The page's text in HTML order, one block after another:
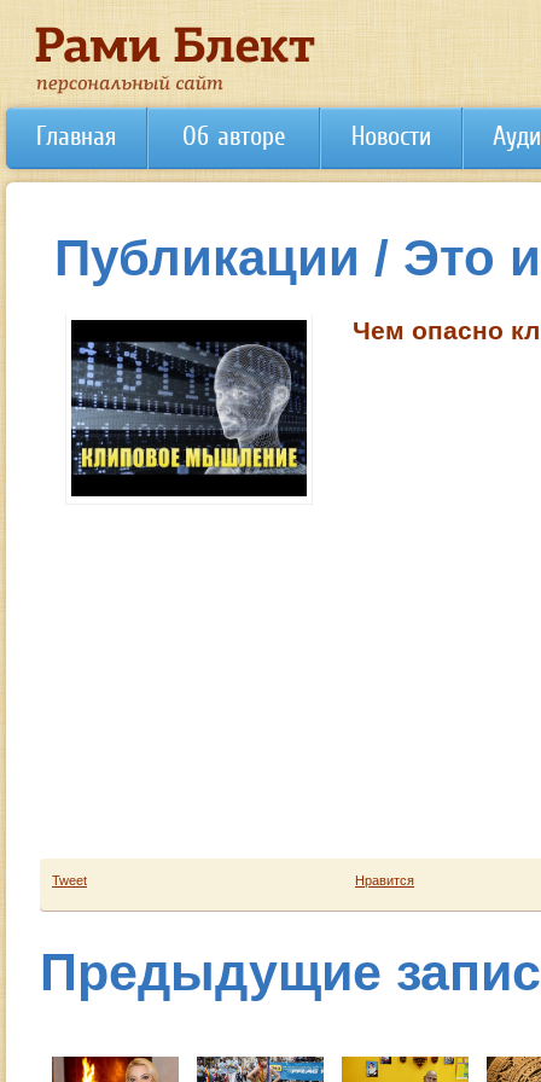
Главная Об авторе Новости
Публикации / Это
Чем опасно
Tweet Нравится
Предыдущие